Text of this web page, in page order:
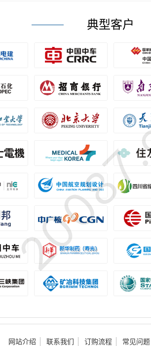
典型客户
网站介绍 联系我们 订购流程 常见问题